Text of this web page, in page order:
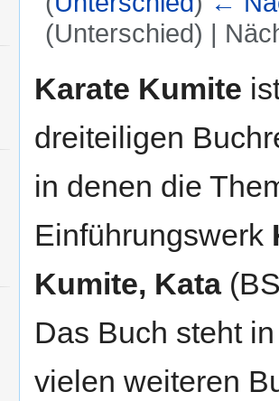
(Unterschied) |
Karate Kumite
dreiteiligen
in denen die
Einführungswerk
Kumite, Kata
Das Buch steht
vielen weiteren